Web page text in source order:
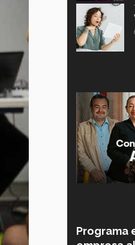
Programa